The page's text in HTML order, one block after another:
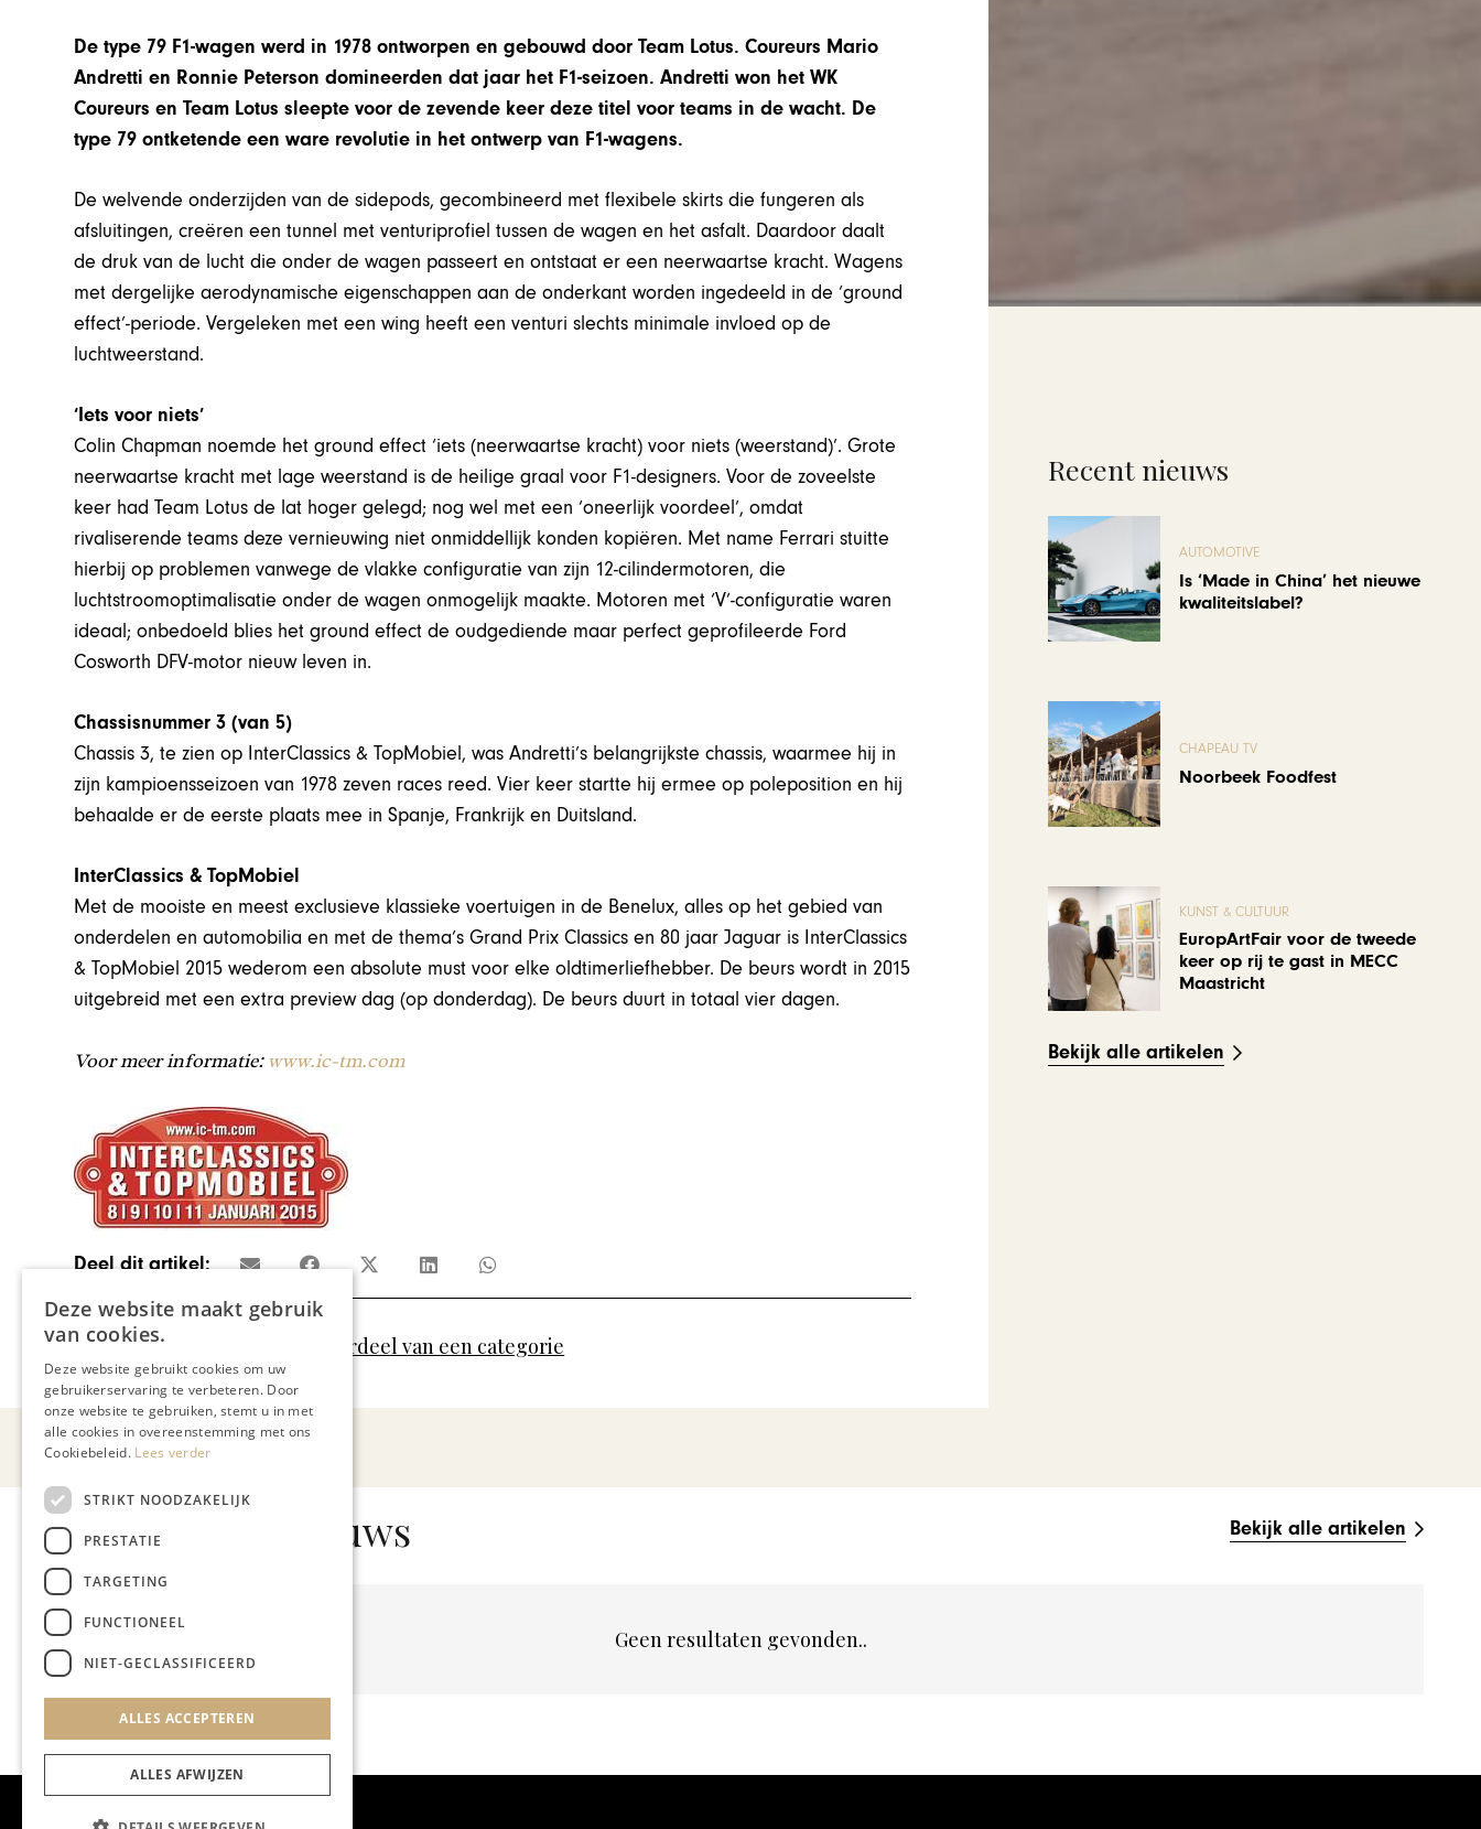
De type 79 F1-wagen werd in 1978 ontworpen en gebouwd door Team Lotus. Coureurs Mario
Andretti en Ronnie Peterson domineerden dat jaar het F1-seizoen. Andretti won het WK
Coureurs en Team Lotus sleepte voor de zevende keer deze titel voor teams in de wacht. De
type 79 ontketende een ware revolutie in het ontwerp van F1-wagens.
De welvende onderzijden van de sidepods, gecombineerd met flexibele skirts die fungeren als
afsluitingen, creëren een tunnel met venturiprofiel tussen de wagen en het asfalt. Daardoor daalt
de druk van de lucht die onder de wagen passeert en ontstaat er een neerwaartse kracht. Wagens
met dergelijke aerodynamische eigenschappen aan de onderkant worden ingedeeld in de ‘ground
effect’-periode. Vergeleken met een wing heeft een venturi slechts minimale invloed op de
luchtweerstand.
‘Iets voor niets’
Colin Chapman noemde het ground effect ‘iets (neerwaartse kracht) voor niets (weerstand)’. Grote
neerwaartse kracht met lage weerstand is de heilige graal voor F1-designers. Voor de zoveelste
keer had Team Lotus de lat hoger gelegd; nog wel met een ‘oneerlijk voordeel’, omdat
rivaliserende teams deze vernieuwing niet onmiddellijk konden kopiëren. Met name Ferrari stuitte
hierbij op problemen vanwege de vlakke configuratie van zijn 12-cilindermotoren, die
luchtstroomoptimalisatie onder de wagen onmogelijk maakte. Motoren met ‘V’-configuratie waren
ideaal; onbedoeld blies het ground effect de oudgediende maar perfect geprofileerde Ford
Cosworth DFV-motor nieuw leven in.
Chassisnummer 3 (van 5)
Chassis 3, te zien op InterClassics & TopMobiel, was Andretti’s belangrijkste chassis, waarmee hij in
zijn kampioensseizoen van 1978 zeven races reed. Vier keer startte hij ermee op poleposition en hij
behaalde er de eerste plaats mee in Spanje, Frankrijk en Duitsland.
InterClassics & TopMobiel
Met de mooiste en meest exclusieve klassieke voertuigen in de Benelux, alles op het gebied van
onderdelen en automobilia en met de thema’s Grand Prix Classics en 80 jaar Jaguar is InterClassics
& TopMobiel 2015 wederom een absolute must voor elke oldtimerliefhebber. De beurs wordt in 2015
uitgebreid met een extra preview dag (op donderdag). De beurs duurt in totaal vier dagen.
Voor meer informatie: www.ic-tm.com
Deel dit artikel:
Meer artikelen over: Geen onderdeel van een categorie
Recent nieuws
AUTOMOTIVE
Is ‘Made in China’ het nieuwe
kwaliteitslabel?
CHAPEAU TV
Noorbeek Foodfest
KUNST & CULTUUR
EuropArtFair voor de tweede
keer op rij te gast in MECC
Maastricht
Bekijk alle artikelen
Gerelateerd nieuws Bekijk alle artikelen
Geen resultaten gevonden..
Deze website maakt gebruik
van cookies.
Deze website gebruikt cookies om uw
gebruikerservaring te verbeteren. Door
onze website te gebruiken, stemt u in met
alle cookies in overeenstemming met ons
Cookiebeleid. Lees verder
STRIKT NOODZAKELIJK
PRESTATIE
TARGETING
FUNCTIONEEL
NIET-GECLASSIFICEERD
ALLES ACCEPTEREN
ALLES AFWIJZEN